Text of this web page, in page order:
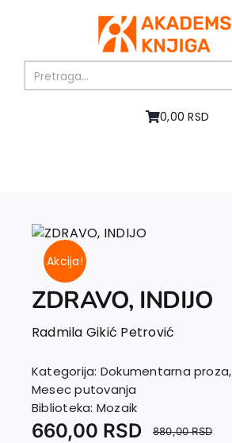
0,00 RSD
Knjige
U pripremi
Autori
Vesti
Kontakt
Akcija!
ZDRAVO, INDIJO
Radmila Gikić Petrović
Kategorija: Dokumentarna proza,
Mesec putovanja
Biblioteka: Mozaik
880,00RSD
660,00 RSD